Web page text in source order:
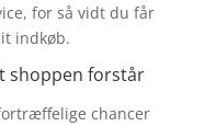
for så vidt du får
indkøb.
shoppen forstår
chancer